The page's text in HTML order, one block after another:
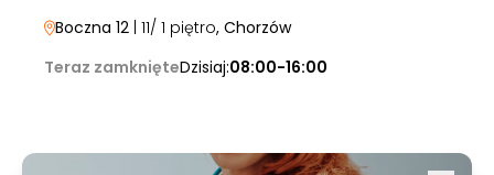
Boczna 12 | 11/ 1 piętro, Chorzów
Teraz zamknięteDzisiaj:08:00-16:00